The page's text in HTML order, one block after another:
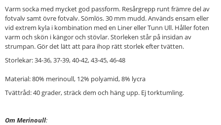
Varm socka med mycket god passform. Resårgrepp runt främre del av
fotvalv samt övre fotvalv. Sömlös. 30 mm mudd. Används ensam eller
vid extrem kyla i kombination med en Liner eller Tunn Ull. Håller foten
varm och skön i kängor och stövlar. Storleken står på insidan av
strumpan. Gör det lätt att para ihop rätt storlek efter tvätten.
Storlekar: 34-36, 37-39, 40-42, 43-45, 46-48
Material: 80% merinoull, 12% polyamid, 8% lycra
Tvättråd: 40 grader, sträck dem och häng upp. Ej torktumling.
Om Merinoull: